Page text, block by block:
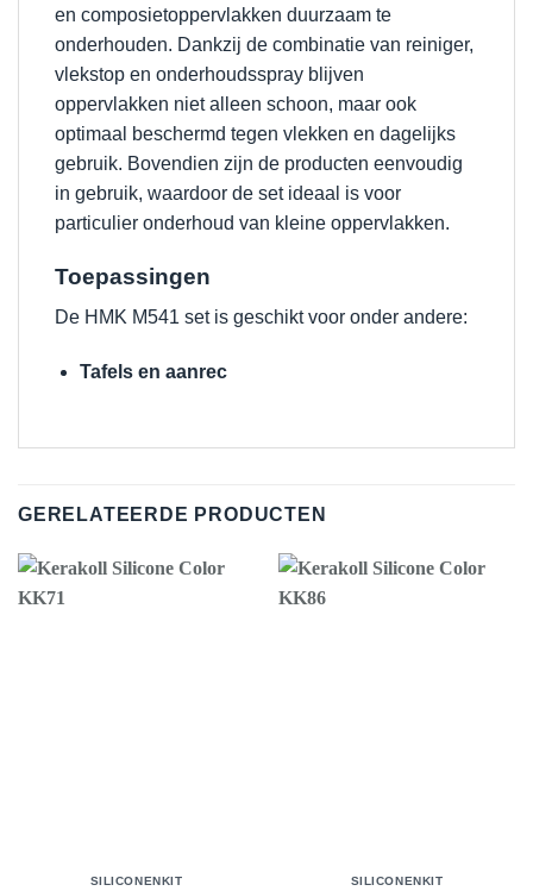
en composietoppervlakken duurzaam te
onderhouden. Dankzij de combinatie van reiniger,
vlekstop en onderhoudsspray blijven
oppervlakken niet alleen schoon, maar ook
optimaal beschermd tegen vlekken en dagelijks
gebruik. Bovendien zijn de producten eenvoudig
in gebruik, waardoor de set ideaal is voor
particulier onderhoud van kleine oppervlakken.
Toepassingen
De HMK M541 set is geschikt voor onder andere:
Tafels en aanrec
GERELATEERDE PRODUCTEN
SILICONENKIT SILICONENKIT